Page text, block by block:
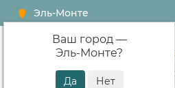
Эль-Монте
Ваш город —
Эль-Монте?
+7